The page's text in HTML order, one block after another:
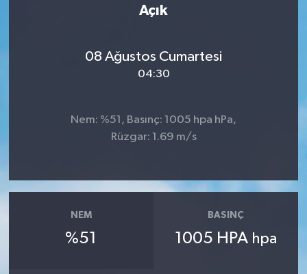
Açık
08 Ağustos Cumartesi
04:30
Nem: %51, Basınç: 1005 hpa hPa,
Rüzgar: 1.69 m/s
NEM
%51
BASINÇ
1005 HPA hpa